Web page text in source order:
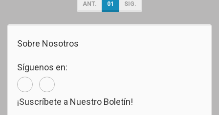
ANT. 01 SIG.
Sobre Nosotros
Síguenos en:
¡Suscríbete a Nuestro Boletín!